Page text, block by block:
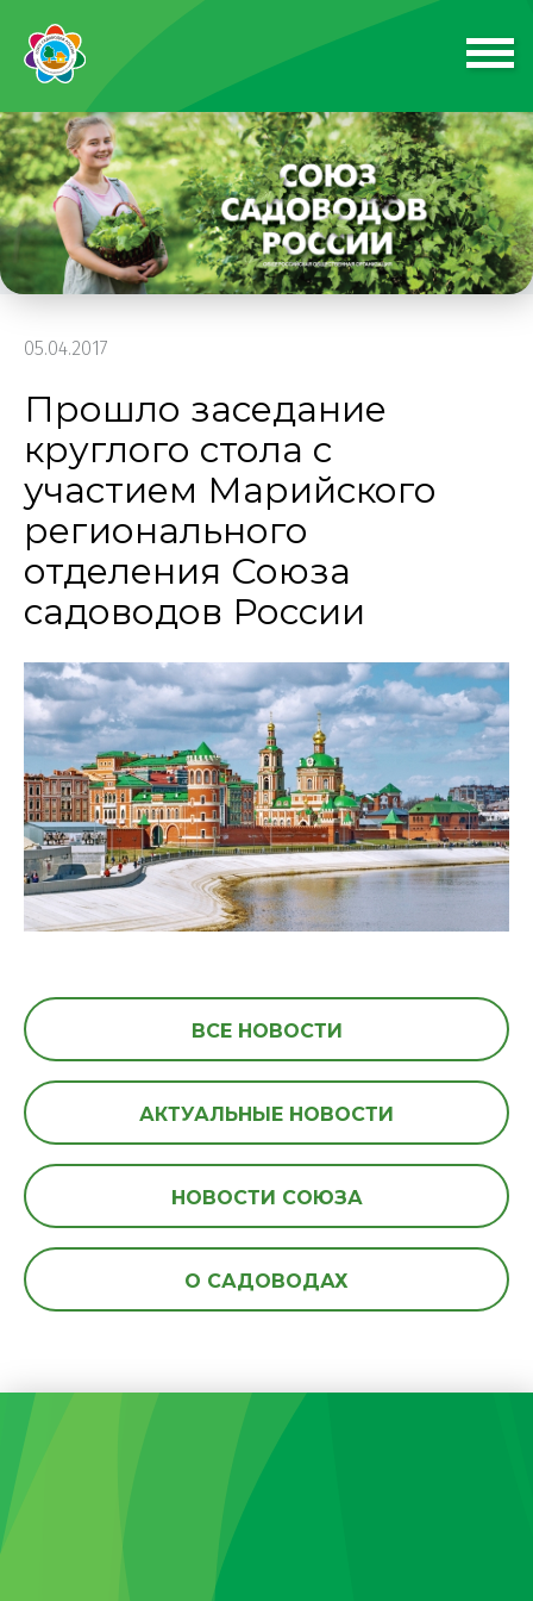
05.04.2017
Прошло заседание
круглого стола с
участием Марийского
регионального
отделения Союза
садоводов России
ВСЕ НОВОСТИ
АКТУАЛЬНЫЕ НОВОСТИ
НОВОСТИ СОЮЗА
О САДОВОДАХ